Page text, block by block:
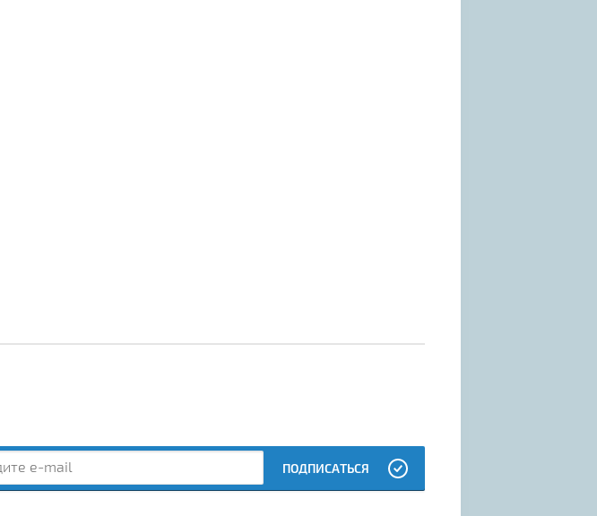
ПОДПИСАТЬСЯ